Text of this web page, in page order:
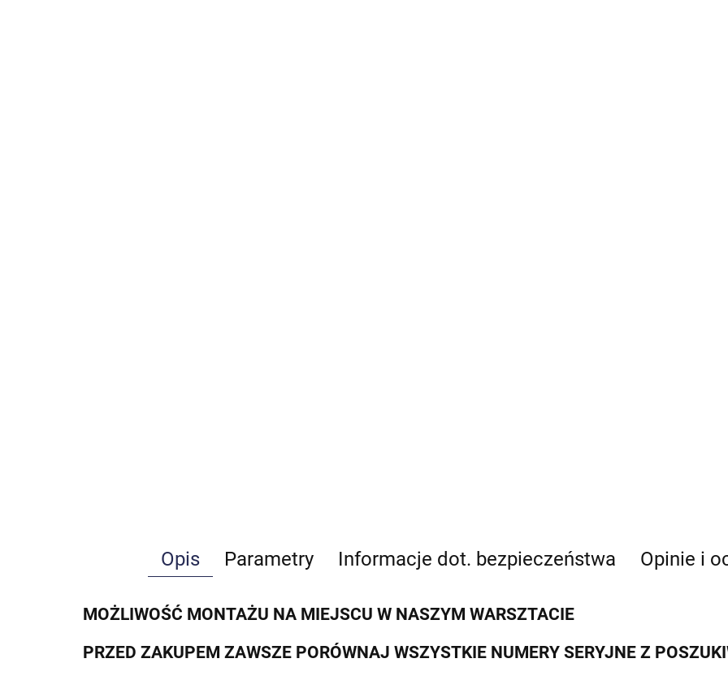
Opis Parametry Informacje dot. bezpieczeństwa Opinie i
MOŻLIWOŚĆ MONTAŻU NA MIEJSCU W NASZYM WARSZTACIE
PRZED ZAKUPEM ZAWSZE PORÓWNAJ WSZYSTKIE NUMERY SERYJNE Z